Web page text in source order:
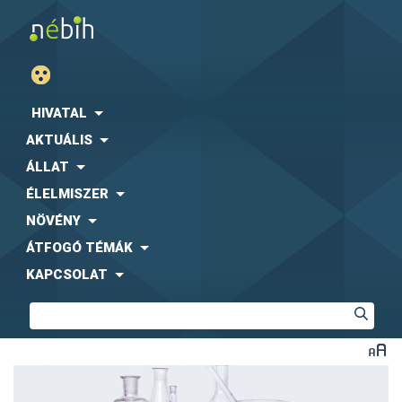
HIVATAL
AKTUÁLIS
ÁLLAT
ÉLELMISZER
NÖVÉNY
ÁTFOGÓ TÉMÁK
KAPCSOLAT